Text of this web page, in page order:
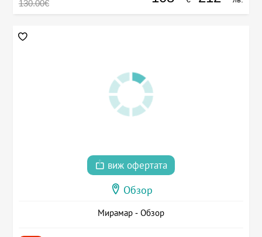
130.00€
виж офертата
Обзор
Мирамар - Обзор